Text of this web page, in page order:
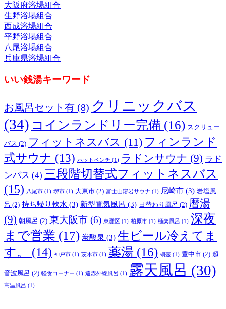
大阪府浴場組合
生野浴場組合
西成浴場組合
平野浴場組合
八尾浴場組合
兵庫県浴場組合
いい銭湯キーワード
お風呂セット有 (8) クリニックバス
(34) コインランドリー完備 (16) スクリュー
バス (2) フィットネスバス (11) フィンランド
式サウナ (13) ホットベンチ (1) ラドンサウナ (9) ラド
ンバス (4) 三段階切替式フィットネスバス
(15)
八尾市 (1) 堺市 (1) 大東市 (2) 富士山溶岩サウナ (1) 尼崎市 (3) 岩塩風
呂 (2) 持ち帰り軟水 (3) 新型電気風呂 (3) 日替わり風呂 (2) 暦湯
(9) 朝風呂 (2) 東大阪市 (6) 東灘区 (1) 柏原市 (1) 極楽風呂 (1) 深夜
まで営業 (17) 炭酸泉 (3) 生ビール冷えてま
す。
(14) 神戸市 (1) 茨木市 (1) 薬湯 (16) 蛸壺 (1) 豊中市 (2) 超
音波風呂 (2) 軽食コーナー (1) 遠赤外線風呂 (1) 露天風呂 (30)
高温風呂 (1)